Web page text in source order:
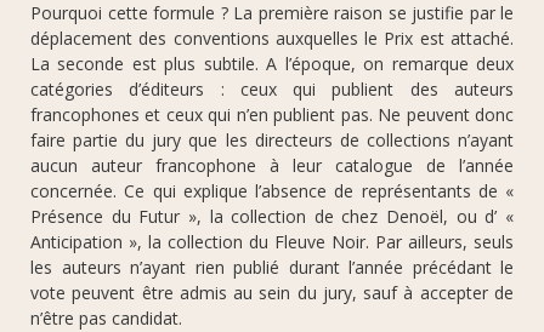
Pourquoi cette formule ? La première raison se justifie par le
déplacement des conventions auxquelles le Prix est attaché.
La seconde est plus subtile. A l’époque, on remarque deux
catégories d’éditeurs : ceux qui publient des auteurs
francophones et ceux qui n’en publient pas. Ne peuvent donc
faire partie du jury que les directeurs de collections n’ayant
aucun auteur francophone à leur catalogue de l’année
concernée. Ce qui explique l’absence de représentants de «
Présence du Futur », la collection de chez Denoël, ou d’ «
Anticipation », la collection du Fleuve Noir. Par ailleurs, seuls
les auteurs n’ayant rien publié durant l’année précédant le
vote peuvent être admis au sein du jury, sauf à accepter de
n’être pas candidat.